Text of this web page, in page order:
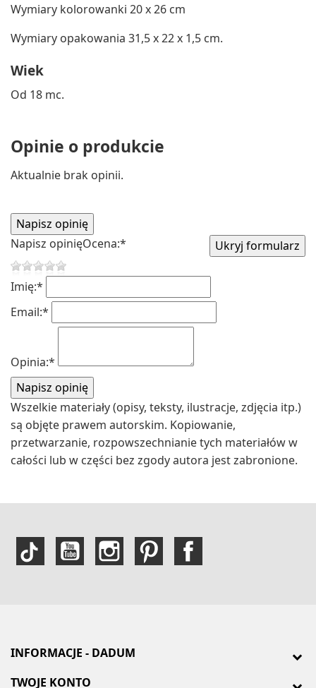
Wymiary kolorowanki 20 x 26 cm
Wymiary opakowania 31,5 x 22 x 1,5 cm.
Wiek
Od 18 mc.
Opinie o produkcie
Aktualnie brak opinii.
Napisz opinięOcena:*
Imię:*
Email:*
Opinia:*
Wszelkie materiały (opisy, teksty, ilustracje, zdjęcia itp.)
są objęte prawem autorskim. Kopiowanie,
przetwarzanie, rozpowszechnianie tych materiałów w
całości lub w części bez zgody autora jest zabronione.
INFORMACJE - DADUM
TWOJE KONTO